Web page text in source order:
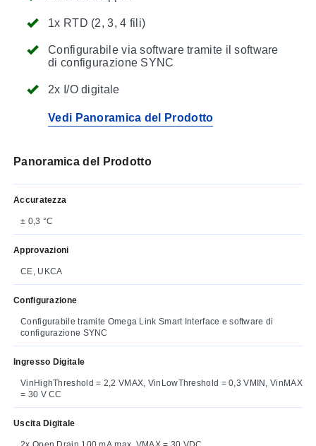
1x RTD (2, 3, 4 fili)
Configurabile via software tramite il software
di configurazione SYNC
2x I/O digitale
Vedi Panoramica del Prodotto
Panoramica del Prodotto
Accuratezza
± 0,3 °C
Approvazioni
CE, UKCA
Configurazione
Configurabile tramite Omega Link Smart Interface e software di
configurazione SYNC
Ingresso Digitale
VinHighThreshold = 2,2 VMAX, VinLowThreshold = 0,3 VMIN, VinMAX
= 30 V CC
Uscita Digitale